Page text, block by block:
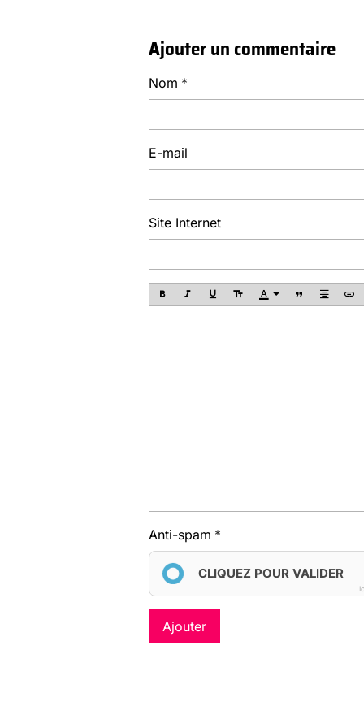
Ajouter un commentaire
Nom
E-mail
Site Internet
Anti-spam
CLIQUEZ POUR VALIDER
Ajouter